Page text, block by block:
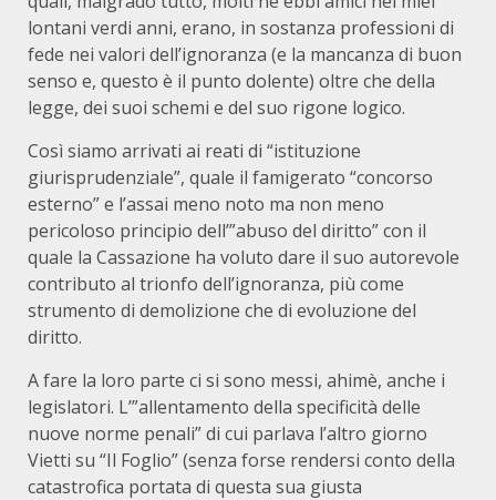
lontani verdi anni, erano, in sostanza professioni di
fede nei valori dell’ignoranza (e la mancanza di buon
senso e, questo è il punto dolente) oltre che della
legge, dei suoi schemi e del suo rigone logico.
Così siamo arrivati ai reati di “istituzione
giurisprudenziale”, quale il famigerato “concorso
esterno” e l’assai meno noto ma non meno
pericoloso principio dell’”abuso del diritto” con il
quale la Cassazione ha voluto dare il suo autorevole
contributo al trionfo dell’ignoranza, più come
strumento di demolizione che di evoluzione del
diritto.
A fare la loro parte ci si sono messi, ahimè, anche i
legislatori. L’”allentamento della specificità delle
nuove norme penali” di cui parlava l’altro giorno
Vietti su “Il Foglio” (senza forse rendersi conto della
catastrofica portata di questa sua giusta